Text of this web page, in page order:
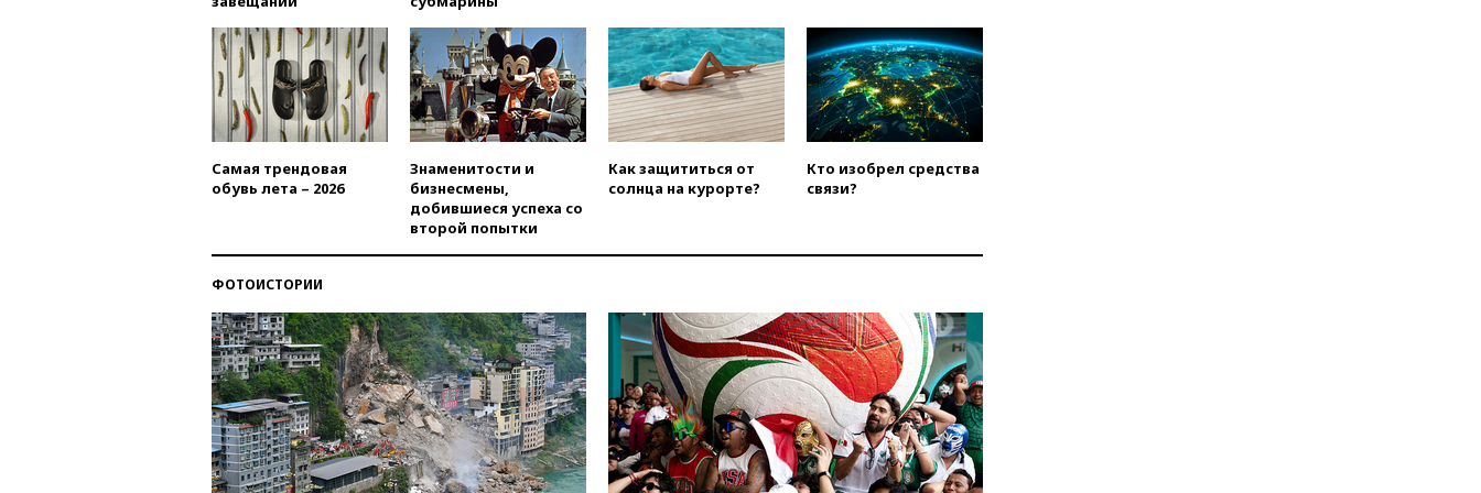
Альпах
вчера, 19:00Открытое
горение на складе в Брянске
ликвидировано
вчера, 18:55 Минобороны
украинским сухогрузам в
Черном море
стали абсолютными
вчера, 18:39Два человека
погибли в результате удара
ВСУ по многоэтажке в Керчи
вчера, 18:25 Беспилотник
атаковал турецкий сухогруз у
побережья Новороссийска
вчера, 18:18 Товарооборот
Самая трендовая
обувь лета – 2026
Знаменитости и
бизнесмены,
добившиеся успеха со
второй попытки
Как защититься от
солнца на курорте?
Кто изобрел средства
связи?
ФОТОИСТОРИИ